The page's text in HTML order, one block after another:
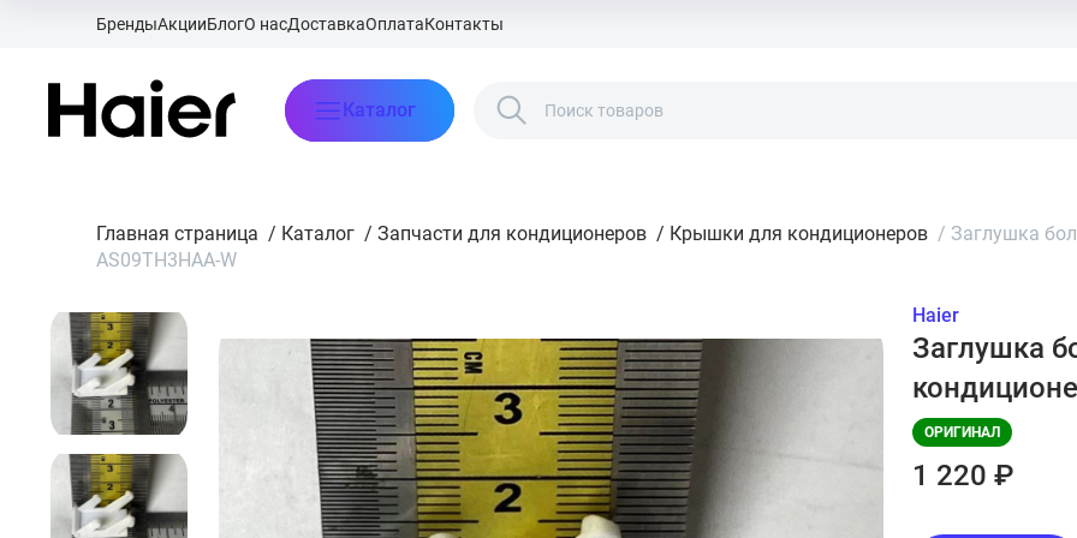
БрендыАкцииБлогО насДоставкаОплатаКонтакты
Каталог
Главная страница / Каталог / Запчасти для кондиционеров / Крышки для кондиционеров / Заглушка
AS09TH3HAA-W
Haier
Заглушка
ОРИГИНАЛ
1 220 ₽